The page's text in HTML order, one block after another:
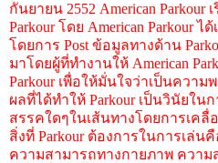
กันยายน 2552 American Parkour
Parkour โดย American Parkour
โดยการ Post ข้อมูลทางด้าน
มาโดยผู้ที่ทำงานให้ American
Parkour เพื่อให้มั่นใจว่าเป็นควา
ผลที่ได้ทำให้ Parkour เป็นวินัยใน
สรรคใดๆในเส้นทางโดยการเค
สิ่งที่ Parkour ต้องการในการเล่
ความสามารถทางกายภาพ ควา